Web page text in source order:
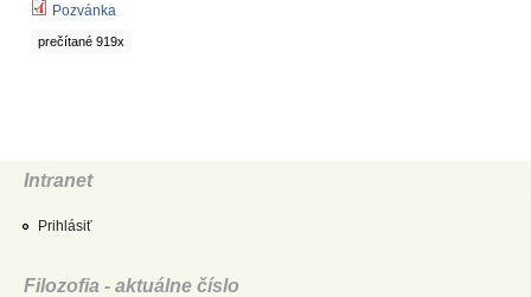
Pozvánka
prečítané 919x
Intranet
Prihlásiť
Filozofia - aktuálne číslo